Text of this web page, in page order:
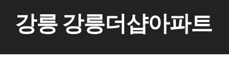
강릉 강릉더샵아파트